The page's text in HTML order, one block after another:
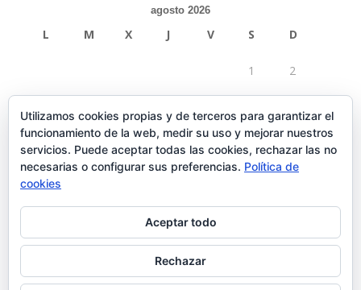
agosto 2026
L M X J V S D
1 2
10 13 15
17
27 28
« Feb
Utilizamos cookies propias y de terceros para garantizar el
funcionamiento de la web, medir su uso y mejorar nuestros
servicios. Puede aceptar todas las cookies, rechazar las no
necesarias o configurar sus preferencias. Política de
cookies
Aceptar todo
Rechazar